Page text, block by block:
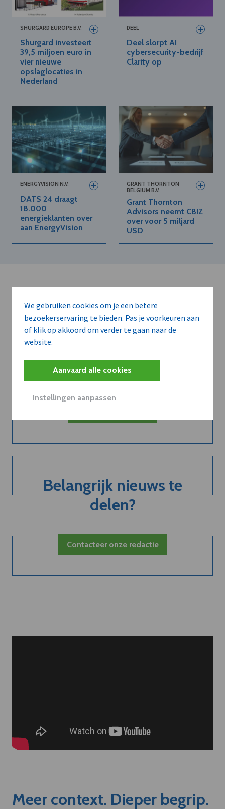
We gebruiken cookies om je een betere
bezoekerservaring te bieden. Pas je voorkeuren aan
of klik op akkoord om verder te gaan naar de
website.
Aanvaard alle cookies
Instellingen aanpassen
SHURGARD EUROPE B.V.
Shurgard investeert
39,5 miljoen euro in
vier nieuwe
opslaglocaties in
Nederland
DEEL
Deel slorpt AI
cybersecurity-bedrijf
Clarity op
ENERGYVISION N.V.
DATS 24 draagt
18.000
energieklanten over
aan EnergyVision
GRANT THORNTON
BELGIUM B.V.
Grant Thornton
Advisors neemt CBIZ
over voor 5 miljard
USD
Kort de voordelen
abonnement...
Belangrijk nieuws te
delen?
Contacteer onze redactie
Meer context. Dieper begrip.